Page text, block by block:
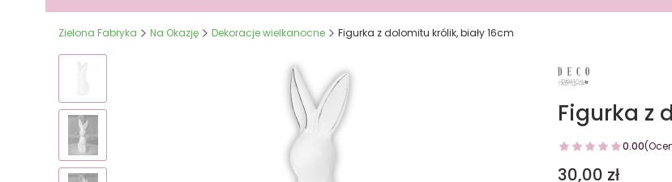
Zielona Fabryka Na Okazję Dekoracje wielkanocne Figurka z dolomitu królik, biały 16cm
Figurka z
0.00
Cena
30,00 zł